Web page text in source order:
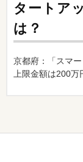
タートア
は？
京都府：「スマ
上限金額は200万